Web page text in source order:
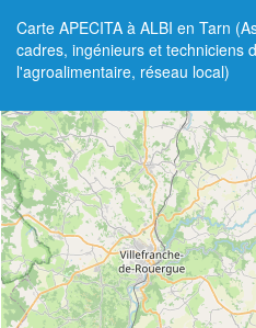
Carte APECITA à ALBI en Tarn
cadres, ingénieurs et techniciens
l'agroalimentaire, réseau local)
+
−